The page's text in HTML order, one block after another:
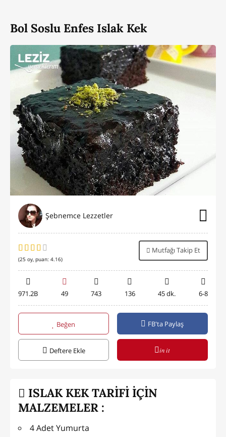
Bol Soslu Enfes Islak Kek
Şebnemce Lezzetler
(25 oy, puan: 4.16)
Mutfağı Takip Et
971.2B 49 743 136 45 dk. 6-8
Beğen FB'ta Paylaş
Deftere Ekle in it
ISLAK KEK TARİFİ İÇİN
MALZEMELER :
4 Adet Yumurta